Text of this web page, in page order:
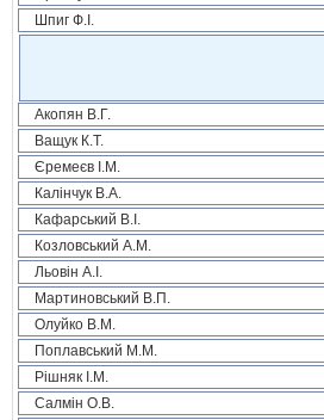
Шпиг Ф.І.
Акопян В.Г.
Ващук К.Т.
Єремеєв І.М.
Калінчук В.А.
Кафарський В.І.
Козловський А.М.
Льовін А.І.
Мартиновський В.П.
Олуйко В.М.
Поплавський М.М.
Рішняк І.М.
Салмін О.В.